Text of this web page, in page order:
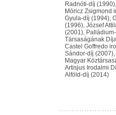
Radnóti-díj
Móricz Zsigmond
Gyula-díj (1994),
(1996), József
(2001),
Társaságának
Castel Goffredo
Sándor-díj
Magyar
Artisjus Irodalmi
Alföld-díj (2014)